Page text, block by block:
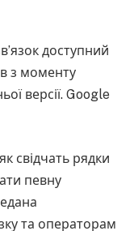
доступний
з моменту
версії. Google
свідчать рядки
певну
та операторам